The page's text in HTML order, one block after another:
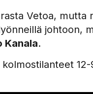
Vetoa, mutta
johtoon,
Kanala.
12-